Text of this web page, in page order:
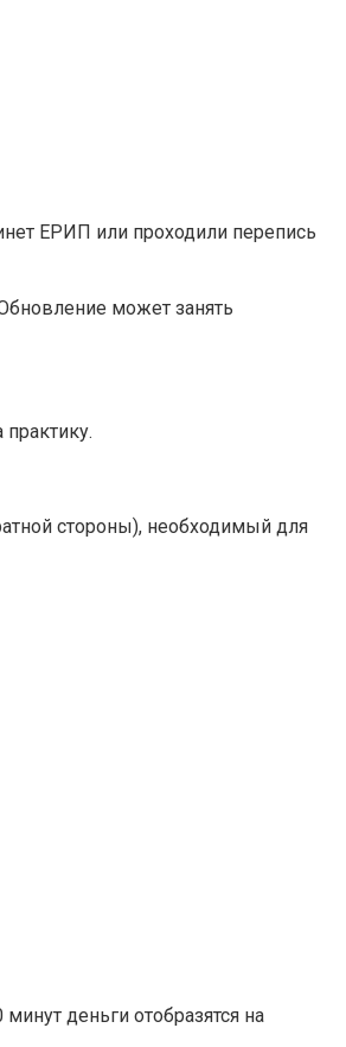
ЕРИП или проходили перепись
может занять
стороны), необходимый для
деньги отобразятся на